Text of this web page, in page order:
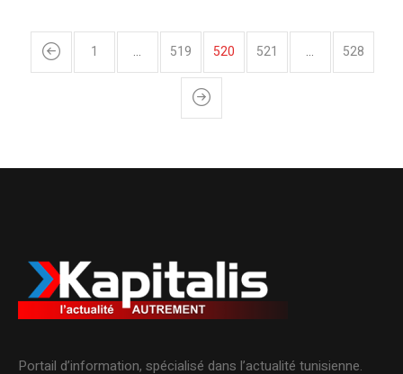
1 … 519 520 521 … 528
Portail d’information, spécialisé dans l’actualité tunisienne.